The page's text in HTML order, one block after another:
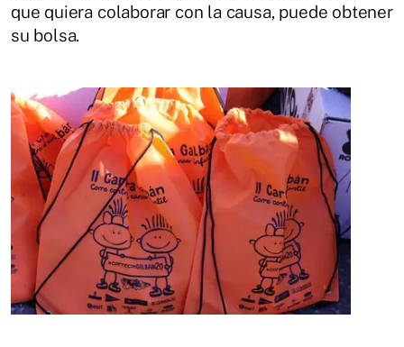
que quiera colaborar con la causa, puede obtener
su bolsa.